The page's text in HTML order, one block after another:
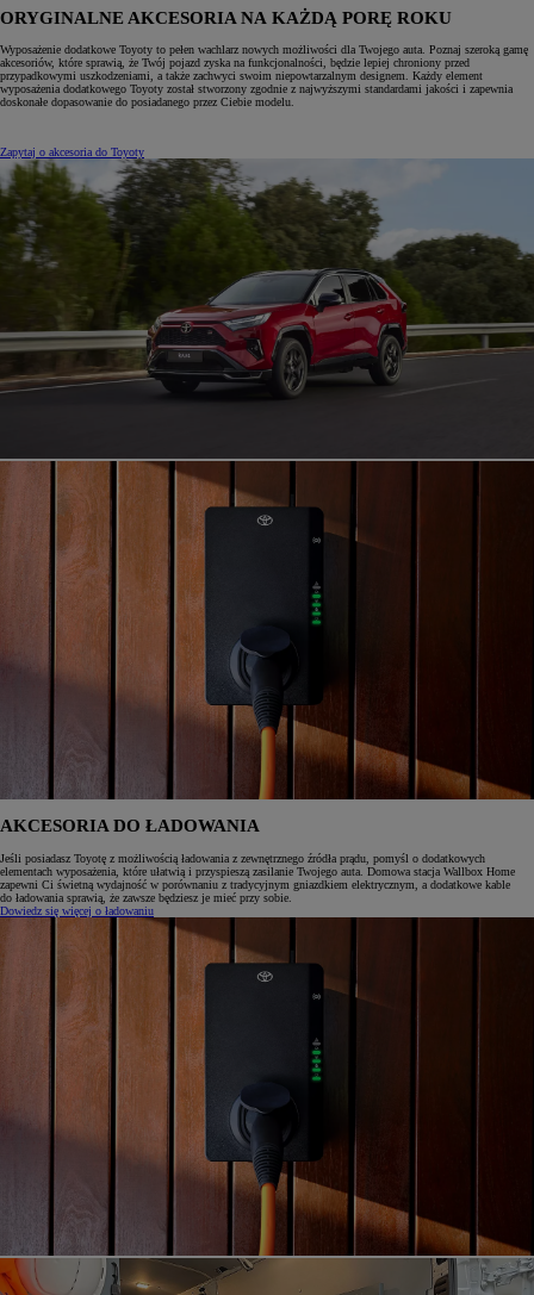
ORYGINALNE AKCESORIA NA KAŻDĄ PORĘ ROKU
Wyposażenie dodatkowe Toyoty to pełen wachlarz nowych możliwości dla Twojego auta. Poznaj szeroką gamę
akcesoriów, które sprawią, że Twój pojazd zyska na funkcjonalności, będzie lepiej chroniony przed
przypadkowymi uszkodzeniami, a także zachwyci swoim niepowtarzalnym designem. Każdy element
wyposażenia dodatkowego Toyoty został stworzony zgodnie z najwyższymi standardami jakości i zapewnia
doskonałe dopasowanie do posiadanego przez Ciebie modelu.
Zapytaj o akcesoria do Toyoty
AKCESORIA DO ŁADOWANIA
Jeśli posiadasz Toyotę z możliwością ładowania z zewnętrznego źródła prądu, pomyśl o dodatkowych
elementach wyposażenia, które ułatwią i przyspieszą zasilanie Twojego auta. Domowa stacja Wallbox Home
zapewni Ci świetną wydajność w porównaniu z tradycyjnym gniazdkiem elektrycznym, a dodatkowe kable
do ładowania sprawią, że zawsze będziesz je mieć przy sobie.
Dowiedz się więcej o ładowaniu